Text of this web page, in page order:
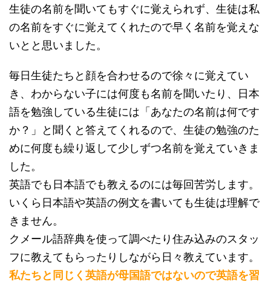
生徒の名前を聞いてもすぐに覚えられず、生徒は私
の名前をすぐに覚えてくれたので早く名前を覚えな
いとと思いました。
毎日生徒たちと顔を合わせるので徐々に覚えてい
き、わからない子には何度も名前を聞いたり、日本
語を勉強している生徒には「あなたの名前は何です
か？」と聞くと答えてくれるので、生徒の勉強のた
めに何度も繰り返して少しずつ名前を覚えていきま
した。
英語でも日本語でも教えるのには毎回苦労します。
いくら日本語や英語の例文を書いても生徒は理解で
きません。
クメール語辞典を使って調べたり住み込みのスタッ
フに教えてもらったりしながら日々教えています。
私たちと同じく英語が母国語ではないので英語を習